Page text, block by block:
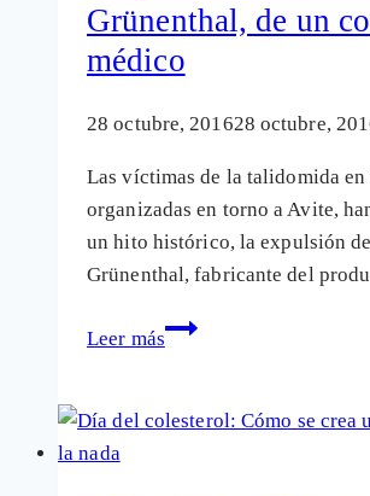
Grünenthal, de un
médico
28 octubre, 201628 octubre,
Las víctimas de la talidomida en
organizadas en torno a Avite,
un hito histórico, la expulsión
Grünenthal, fabricante del
Leer más
Las
la